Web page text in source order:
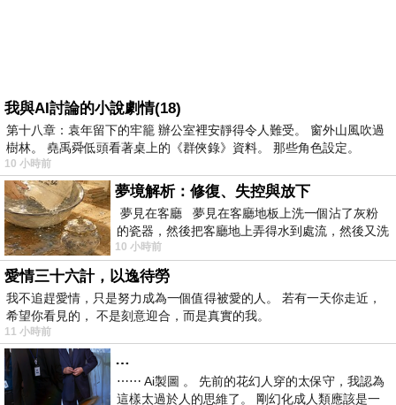
我與AI討論的小說劇情(18)
第十八章：袁年留下的牢籠 辦公室裡安靜得令人難受。 窗外山風吹過
樹林。 堯禹舜低頭看著桌上的《群俠錄》資料。 那些角色設定。
10 小時前
夢境解析：修復、失控與放下
夢見在客廳 夢見在客廳地板上洗一個沾了灰粉
的瓷器，然後把客廳地上弄得水到處流，然後又洗
一頂棒球潮帽，後來發現帽
10 小時前
愛情三十六計，以逸待勞
我不追趕愛情，只是努力成為一個值得被愛的人。 若有一天你走近，
希望你看見的， 不是刻意迎合，而是真實的我。
11 小時前
…
⋯⋯ Ai製圖 。 先前的花幻人穿的太保守，我認為
這樣太過於人的思維了。 剛幻化成人類應該是一